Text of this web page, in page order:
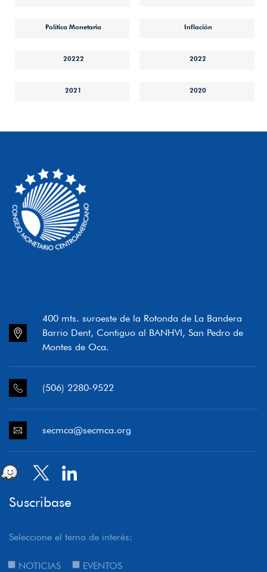
Política Monetaria Inflación
20222 2022
2021 2020
400 mts. suroeste de la Rotonda de La Bandera
Barrio Dent, Contiguo al BANHVI, San Pedro de
Montes de Oca.
(506) 2280-9522
secmca@secmca.org
Suscribase
Seleccione el tema de interés:
NOTICIAS EVENTOS